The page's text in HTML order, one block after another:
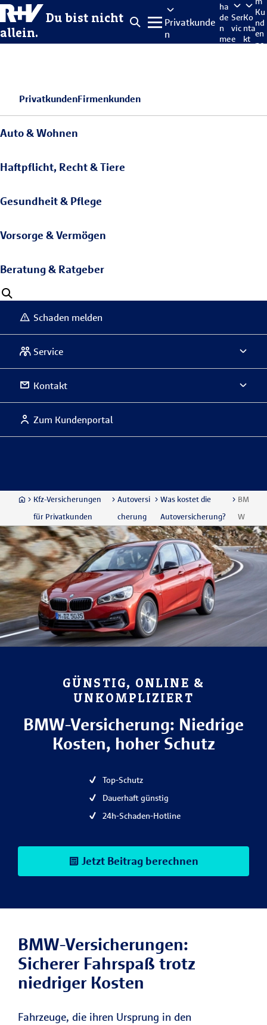
Du bist nicht
allein.
Privatkunde
n
ha
de
n
me
Ser
vic
e
Ko
nta
kt
Ku
nd
en
po
PrivatkundenFirmenkunden
Auto & Wohnen
Haftpflicht, Recht & Tiere
Gesundheit & Pflege
Vorsorge & Vermögen
Beratung & Ratgeber
Schaden melden
Service
Kontakt
Zum Kundenportal
Kfz-Versicherungen
für Privatkunden
Autoversi
cherung
Was kostet die
Autoversicherung?
BM
W
GÜNSTIG, ONLINE &
UNKOMPLIZIERT
BMW-Versicherung: Niedrige
Kosten, hoher Schutz
Top-Schutz
Dauerhaft günstig
24h-Schaden-Hotline
Jetzt Beitrag berechnen
BMW-Versicherungen:
Sicherer Fahrspaß trotz
niedriger Kosten
Fahrzeuge, die ihren Ursprung in den